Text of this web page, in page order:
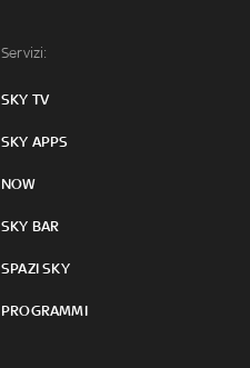
Servizi:
SKY TV
SKY APPS
NOW
SKY BAR
SPAZI SKY
PROGRAMMI